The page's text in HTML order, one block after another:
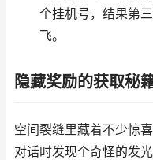
个挂机号，结果第
飞。
隐藏奖励的获取秘
空间裂缝里藏着不少惊
对话时发现个奇怪的发